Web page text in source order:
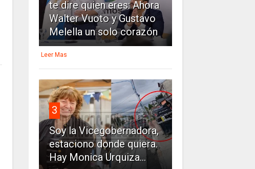
te dire quien eres: Ahora
Walter Vuoto y Gustavo
Melella un solo corazón
Leer Mas
3
Soy la Vicegobernadora,
estaciono donde quiera.
Hay Monica Urquiza...